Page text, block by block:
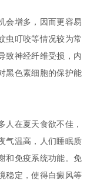
增多，因而更容易
虫叮咬等情况较为常
致神经纤维受损，内
黑色素细胞的保护能
在夏天食欲不佳，
气温高，人们睡眠质
和免疫系统功能。免
稳定，使得白癜风等